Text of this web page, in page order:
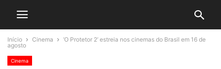
Início Cinema
‘O Protetor 2’ estreia nos cinemas do Brasil em 16 de
agosto
Cinema